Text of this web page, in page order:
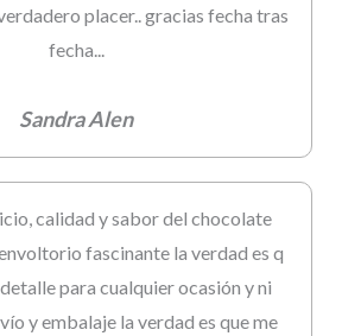
placer.. gracias fecha tras
fecha...
Sandra Alen
calidad y sabor del chocolate
fascinante la verdad es q
para cualquier ocasión y ni
y embalaje la verdad es que me